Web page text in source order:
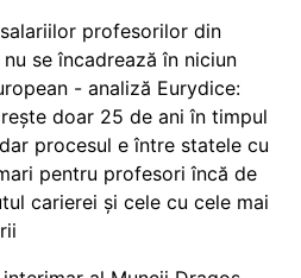
profesorilor din
nu se încadrează în niciun
- analiză Eurydice:
doar 25 de ani în timpul
procesul e între statele cu
pentru profesori încă de
carierei și cele cu cele mai